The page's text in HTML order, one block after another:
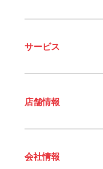
サービス
店舗情報
会社情報